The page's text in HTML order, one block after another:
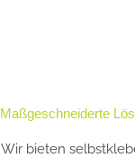
Maßgeschneiderte
Wir bieten